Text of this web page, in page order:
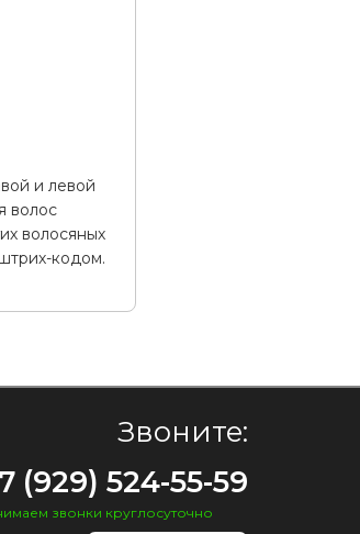
и левой
волос
волосяных
кодом.
Звоните:
(929) 524-55-59
звонки круглосуточно